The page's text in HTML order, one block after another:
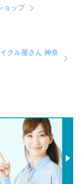
ョップ
クル屋さん 神奈